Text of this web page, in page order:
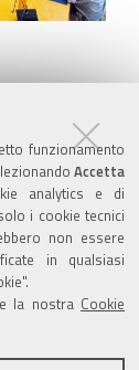
funzionamento
Accetta
analytics e di
i cookie tecnici
non essere
in qualsiasi
la nostra Cookie